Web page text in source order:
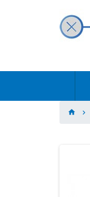
home 